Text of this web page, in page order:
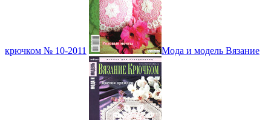
крючком № 10-2011 Мода и модель Вязание